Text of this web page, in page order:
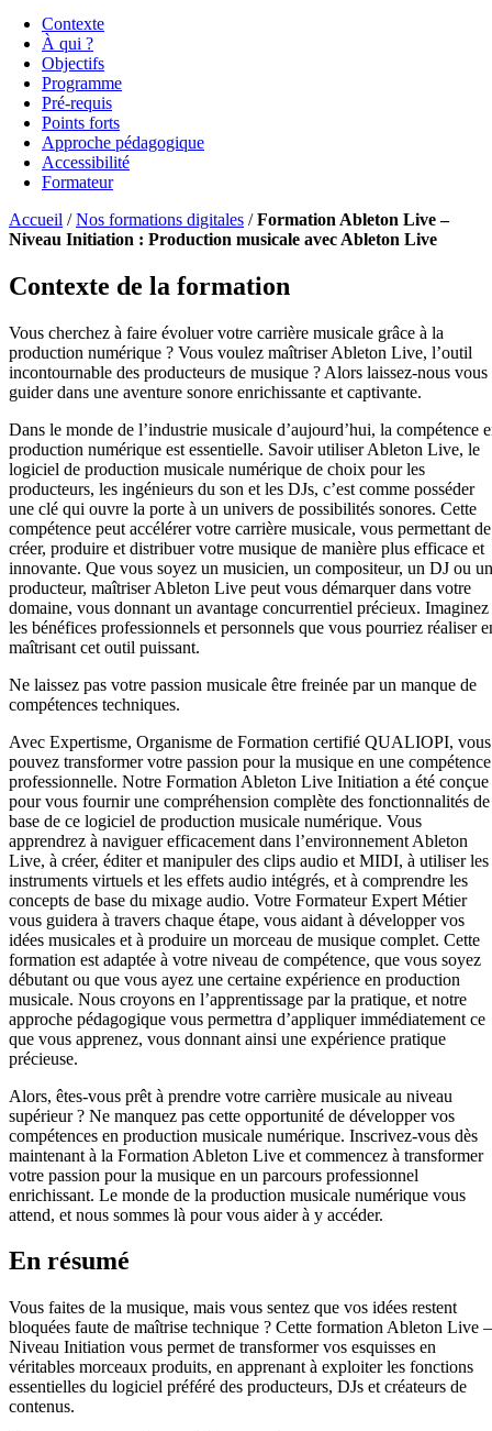
Contexte
À qui ?
Objectifs
Programme
Pré-requis
Points forts
Approche pédagogique
Accessibilité
Formateur
Accueil /Nos formations digitales /Formation Ableton Live –
Niveau Initiation : Production musicale avec Ableton Live
Contexte de la formation
Vous cherchez à faire évoluer votre carrière musicale grâce à la
production numérique ? Vous voulez maîtriser Ableton Live, l’outil
incontournable des producteurs de musique ? Alors laissez-nous vous
guider dans une aventure sonore enrichissante et captivante.
Dans le monde de l’industrie musicale d’aujourd’hui, la compétence
production numérique est essentielle. Savoir utiliser Ableton Live, le
logiciel de production musicale numérique de choix pour les
producteurs, les ingénieurs du son et les DJs, c’est comme posséder
une clé qui ouvre la porte à un univers de possibilités sonores. Cette
compétence peut accélérer votre carrière musicale, vous permettant de
créer, produire et distribuer votre musique de manière plus efficace et
innovante. Que vous soyez un musicien, un compositeur, un DJ ou un
producteur, maîtriser Ableton Live peut vous démarquer dans votre
domaine, vous donnant un avantage concurrentiel précieux. Imaginez
les bénéfices professionnels et personnels que vous pourriez réaliser
maîtrisant cet outil puissant.
Ne laissez pas votre passion musicale être freinée par un manque de
compétences techniques.
Avec Expertisme, Organisme de Formation certifié QUALIOPI, vous
pouvez transformer votre passion pour la musique en une compétence
professionnelle. Notre Formation Ableton Live Initiation a été conçue
pour vous fournir une compréhension complète des fonctionnalités de
base de ce logiciel de production musicale numérique. Vous
apprendrez à naviguer efficacement dans l’environnement Ableton
Live, à créer, éditer et manipuler des clips audio et MIDI, à utiliser les
instruments virtuels et les effets audio intégrés, et à comprendre les
concepts de base du mixage audio. Votre Formateur Expert Métier
vous guidera à travers chaque étape, vous aidant à développer vos
idées musicales et à produire un morceau de musique complet. Cette
formation est adaptée à votre niveau de compétence, que vous soyez
débutant ou que vous ayez une certaine expérience en production
musicale. Nous croyons en l’apprentissage par la pratique, et notre
approche pédagogique vous permettra d’appliquer immédiatement ce
que vous apprenez, vous donnant ainsi une expérience pratique
précieuse.
Alors, êtes-vous prêt à prendre votre carrière musicale au niveau
supérieur ? Ne manquez pas cette opportunité de développer vos
compétences en production musicale numérique. Inscrivez-vous dès
maintenant à la Formation Ableton Live et commencez à transformer
votre passion pour la musique en un parcours professionnel
enrichissant. Le monde de la production musicale numérique vous
attend, et nous sommes là pour vous aider à y accéder.
En résumé
Vous faites de la musique, mais vous sentez que vos idées restent
bloquées faute de maîtrise technique ? Cette formation Ableton Live –
Niveau Initiation vous permet de transformer vos esquisses en
véritables morceaux produits, en apprenant à exploiter les fonctions
essentielles du logiciel préféré des producteurs, DJs et créateurs de
contenus.